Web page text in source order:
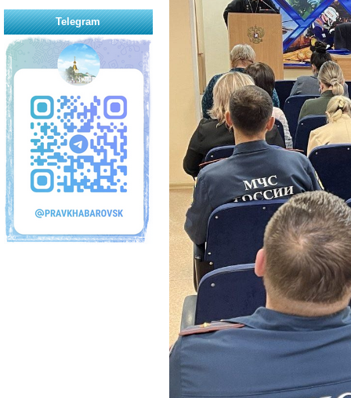
Telegram